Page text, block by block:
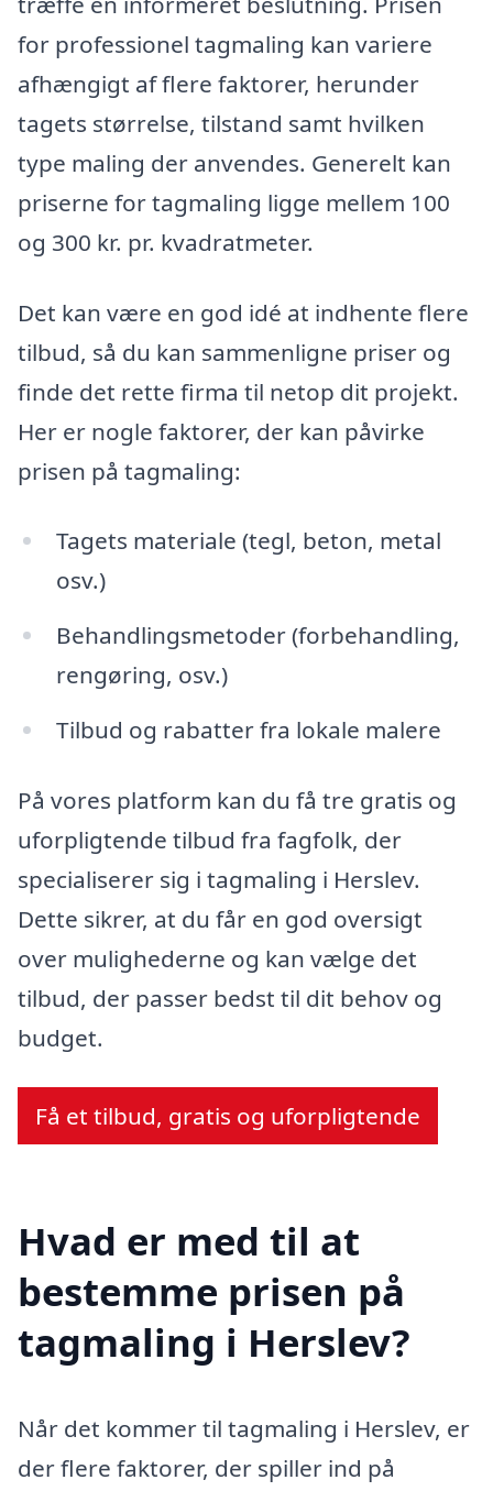
for professionel tagmaling kan variere
afhængigt af flere faktorer, herunder
tagets størrelse, tilstand samt hvilken
type maling der anvendes. Generelt kan
priserne for tagmaling ligge mellem 100
og 300 kr. pr. kvadratmeter.
Det kan være en god idé at indhente flere
tilbud, så du kan sammenligne priser og
finde det rette firma til netop dit projekt.
Her er nogle faktorer, der kan påvirke
prisen på tagmaling:
Tagets materiale (tegl, beton, metal
osv.)
Behandlingsmetoder (forbehandling,
rengøring, osv.)
Tilbud og rabatter fra lokale malere
På vores platform kan du få tre gratis og
uforpligtende tilbud fra fagfolk, der
specialiserer sig i tagmaling i Herslev.
Dette sikrer, at du får en god oversigt
over mulighederne og kan vælge det
tilbud, der passer bedst til dit behov og
budget.
Få et tilbud, gratis og uforpligtende
Hvad er med til at
bestemme prisen på
tagmaling i Herslev?
Når det kommer til tagmaling i Herslev, er
der flere faktorer, der spiller ind på